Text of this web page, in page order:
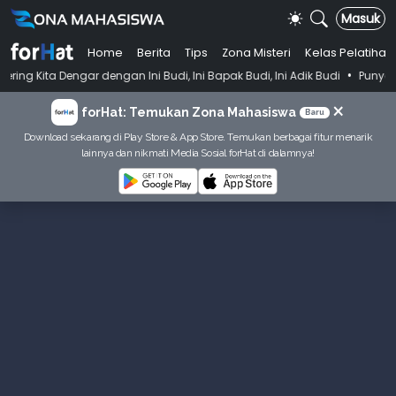
Masuk
Home Berita Tips Zona Misteri
Kelas Pelatihan
dengan Ini Budi, Ini Bapak Budi, Ini Adik Budi • Punya Tujuan
forHat: Temukan Zona Mahasiswa Baru ×
Download sekarang di Play Store & App Store. Temukan berbagai fitur menarik
lainnya dan nikmati Media Sosial forHat di dalamnya!